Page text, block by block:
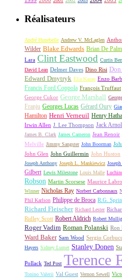
Réalisateurs
André Hunebelle Andrew V. McLaglen
Wilder Blake Edwards Brian De
Lara Clint Eastwood Curtis
David Lean Delmer Daves Dino Risi Don
Edward Dmytryk Elia Kazan Enzo
Francis Ford Coppola François Truffaut
George Cukor George Marshall
Franju Georges Lucas Gérard Oury
Hamilton Henri Verneuil Henry
Irwin Allen J. Lee Thompson Jack
James B. Clark James Cameron Jean Renoir
Melville Jimmy Sangster John Boorman
John Glen John Guillermin John Huston
Joseph Anthony Joseph L. Mankiewicz
Gilbert Lewis Milestone Louis Malle
Robson Martin Scorsese Maurice Labro
Winner Nicholas Ray Norbert Carbonnaux
Phil Karlson Philippe de Broca R.G.
Richard Fleischer Richard Lester
Ridley Scott Robert Aldrich Robert
Roger Vadim Roman Polanski Ron
Ward Baker Sam Wood Sergio
Hayers Sidney Lumet Stanley Donen
Pollack Ted Post Terence
Tonino Valerii Val Guest Vernon Sewell